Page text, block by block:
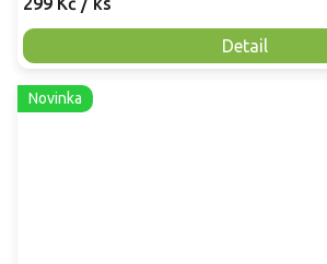
Detail
Novinka